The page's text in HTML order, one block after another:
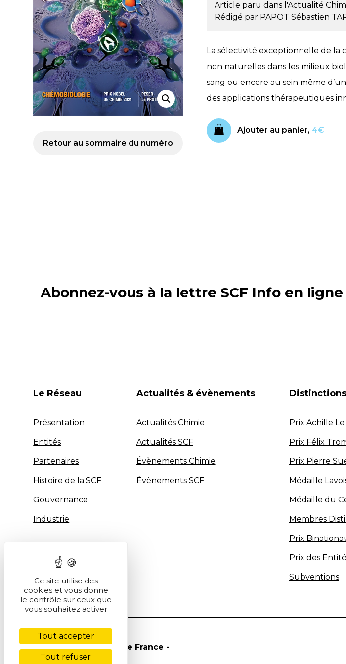
Retour au sommaire du numéro
Article paru dans l'Actualité
Rédigé par PAPOT Sébastien
La sélectivité exceptionnelle de la
non naturelles dans les milieux
sang ou encore au sein même
des applications thérapeutiques
Ajouter au panier, 4€
Abonnez-vous à la lettre SCF Info en ligne
Le Réseau
Présentation
Entités
Partenaires
Histoire de la SCF
Gouvernance
Industrie
Actualités & évènements
Actualités Chimie
Actualités SCF
Évènements Chimie
Évènements SCF
Prix Achille Le
Prix Félix
Prix Pierre
Médaille
Médaille du
Membres
Prix
Prix des
Subventions
© Société Chimique de France -
Ce site utilise des
cookies et vous donne
le contrôle sur ceux que
vous souhaitez activer
Tout accepter
Tout refuser